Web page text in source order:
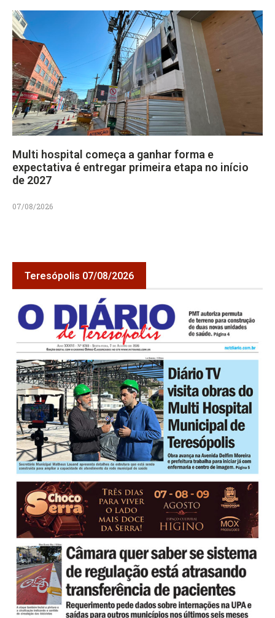
Multi hospital começa a ganhar forma e
expectativa é entregar primeira etapa no início
de 2027
07/08/2026
Teresópolis 07/08/2026